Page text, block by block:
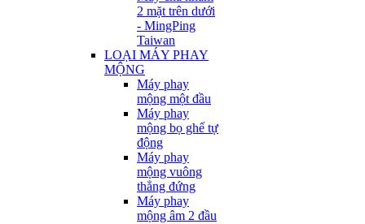
2 mặt trên dưới
- MingPing
Taiwan
LOẠI MÁY PHAY
MỘNG
Máy phay
mộng một đầu
Máy phay
mộng bọ ghế tự
động
Máy phay
mộng vuông
thẳng đứng
Máy phay
mộng âm 2 đầu